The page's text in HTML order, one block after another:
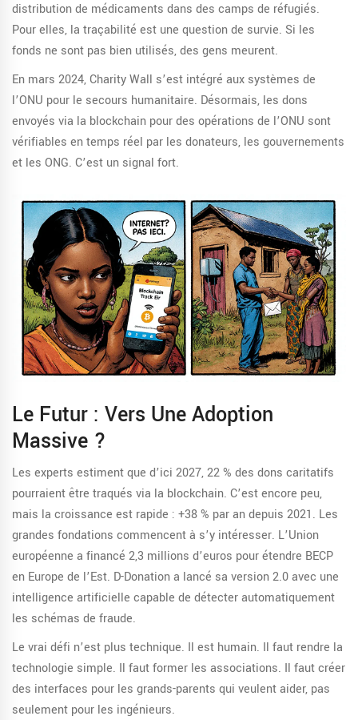
distribution de médicaments dans des camps de réfugiés.
Pour elles, la traçabilité est une question de survie. Si les
fonds ne sont pas bien utilisés, des gens meurent.
En mars 2024, Charity Wall s’est intégré aux systèmes de
l’ONU pour le secours humanitaire. Désormais, les dons
envoyés via la blockchain pour des opérations de l’ONU sont
vérifiables en temps réel par les donateurs, les gouvernements
et les ONG. C’est un signal fort.
Le Futur : Vers Une Adoption
Massive ?
Les experts estiment que d’ici 2027, 22 % des dons caritatifs
pourraient être traqués via la blockchain. C’est encore peu,
mais la croissance est rapide : +38 % par an depuis 2021. Les
grandes fondations commencent à s’y intéresser. L’Union
européenne a financé 2,3 millions d’euros pour étendre BECP
en Europe de l’Est. D-Donation a lancé sa version 2.0 avec une
intelligence artificielle capable de détecter automatiquement
les schémas de fraude.
Le vrai défi n’est plus technique. Il est humain. Il faut rendre la
technologie simple. Il faut former les associations. Il faut créer
des interfaces pour les grands-parents qui veulent aider, pas
seulement pour les ingénieurs.